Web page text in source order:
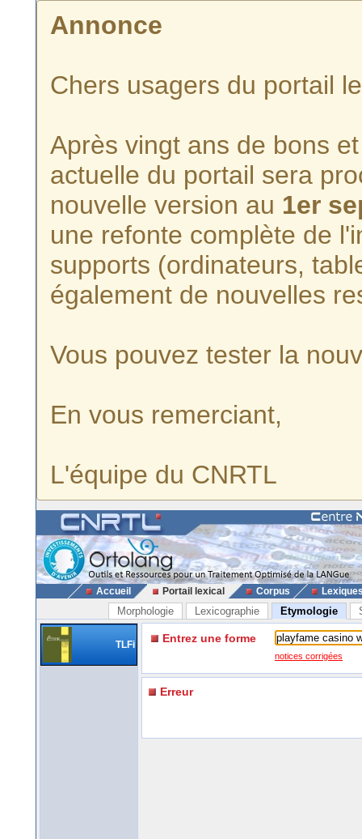
Annonce
Chers usagers du portail
Après vingt ans de bons
actuelle du portail sera
nouvelle version au 1er
une refonte complète de
supports (ordinateurs,
également de nouvelles
Vous pouvez tester la
En vous remerciant,
L'équipe du CNRTL
Accueil Portail lexical Corpus
Morphologie Lexicographie Etymologie
TLFi Entrez une forme
notices corrigées
Erreur